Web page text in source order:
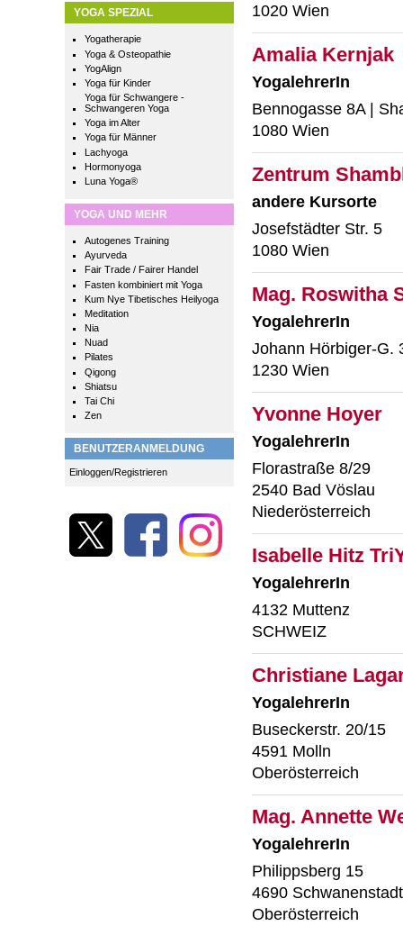
YOGA SPEZIAL
Yogatherapie
Yoga & Osteopathie
YogAlign
Yoga für Kinder
Yoga für Schwangere -
Schwangeren Yoga
Yoga im Alter
Yoga für Männer
Lachyoga
Hormonyoga
Luna Yoga®
YOGA UND MEHR
Autogenes Training
Ayurveda
Fair Trade / Fairer Handel
Fasten kombiniert mit Yoga
Kum Nye Tibetisches Heilyoga
Meditation
Nia
Nuad
Pilates
Qigong
Shiatsu
Tai Chi
Zen
BENUTZERANMELDUNG
Einloggen/Registrieren
1020 Wien
Amalia Kernjak
YogalehrerIn
Bennogasse 8A |
1080 Wien
Zentrum
andere Kursorte
Josefstädter Str. 5
1080 Wien
Mag. Roswitha
YogalehrerIn
Johann Hörbiger-G.
1230 Wien
Yvonne Hoyer
YogalehrerIn
Florastraße 8/29
2540 Bad Vöslau
Niederösterreich
Isabelle Hitz
YogalehrerIn
4132 Muttenz
SCHWEIZ
Christiane
YogalehrerIn
Buseckerstr. 20/15
4591 Molln
Oberösterreich
Mag. Annette
YogalehrerIn
Philippsberg 15
4690 Schwanenstadt
Oberösterreich